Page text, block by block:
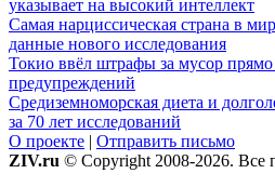
указывает на высокий интеллект
Самая нарциссическая страна в
данные нового исследования
Токио ввёл штрафы за мусор
предупреждений
Средиземноморская диета и
за 70 лет исследований
О проекте | Отправить письмо
ZIV.ru © Copyright 2008-2026. Все